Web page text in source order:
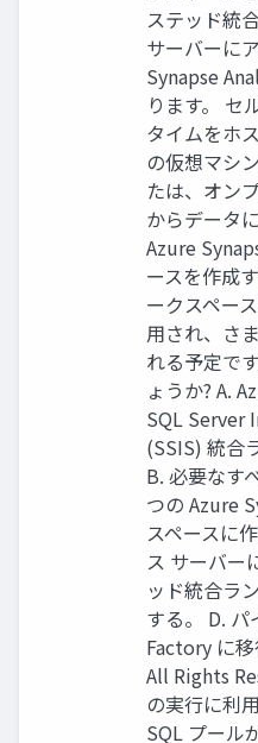
ステッド統
サーバーに
Synapse
ります。 セ
タイムをホ
の仮想マシ
たは、オン
からデータ
Azure
ースを作成
ークスペー
用され、さ
れる予定で
ょうか? A.
SQL Server
(SSIS) 統合
B. 必要なす
つの Azure
スペースに
ス サーバー
ッド統合ラ
する。 D.
Factory に
All Rights
の実行に利
SQL プール